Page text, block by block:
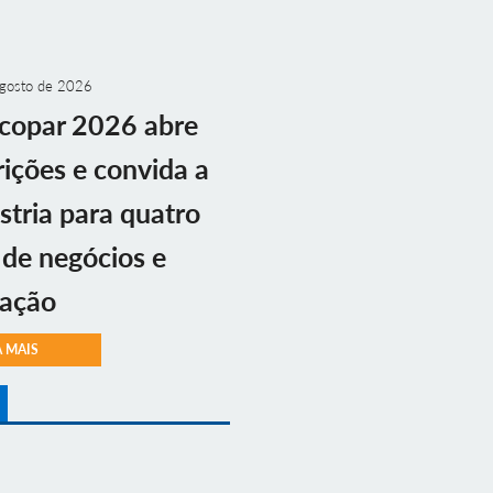
de 2026
2026 abre
e convida a
para quatro
negócios e
MAIS